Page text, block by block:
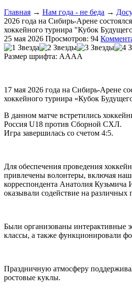
Главная → Нам года - не беда →
2026 года на Сибирь-Арене
хоккейного турнира "Кубок
25 мая 2026 Просмотров: 94
Размер шрифта: AAAA
17 мая 2026 года на Сибирь-Арене
хоккейного турнира «Кубок
В данном матче встретились
Россия U18 против Сборной СХЛ.
Игра завершилась со счетом 4:5.
Для обеспечения проведения
привлечены волонтеры, включая
корреспондента Анатолия Кузьмича
оказывали содействие на различных
Были организованы интерактивные
классы, а также функционировали
Праздничную атмосферу
ростовые куклы.